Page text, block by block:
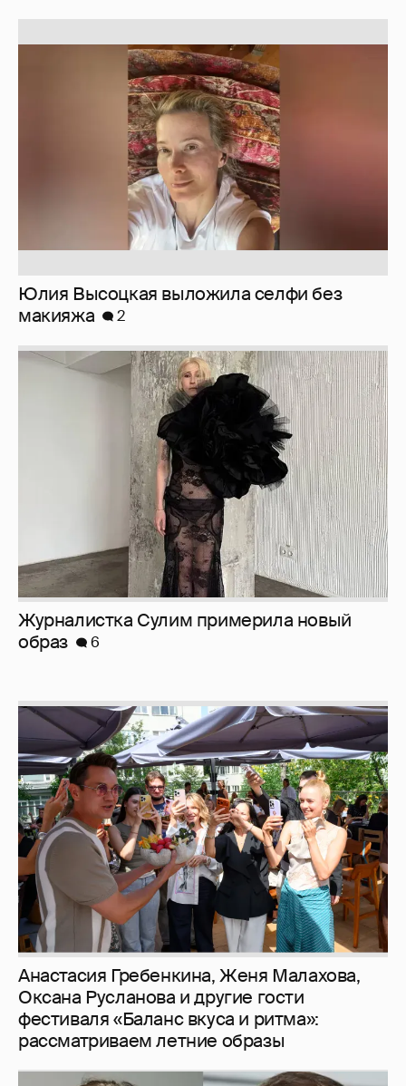
Юлия Высоцкая выложила селфи без
Журналистка Сулим примерила новый
Анастасия Гребенкина, Женя Малахова,
Оксана Русланова и другие гости
фестиваля «Баланс вкуса и ритма»:
рассматриваем летние образы